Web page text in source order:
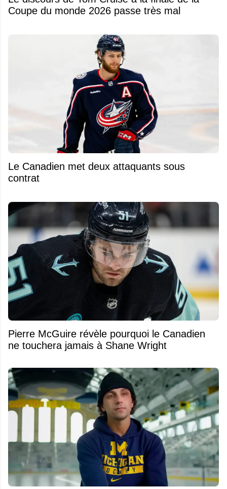
Coupe du monde 2026 passe très mal
Le Canadien met deux attaquants sous
contrat
Pierre McGuire révèle pourquoi le Canadien
ne touchera jamais à Shane Wright